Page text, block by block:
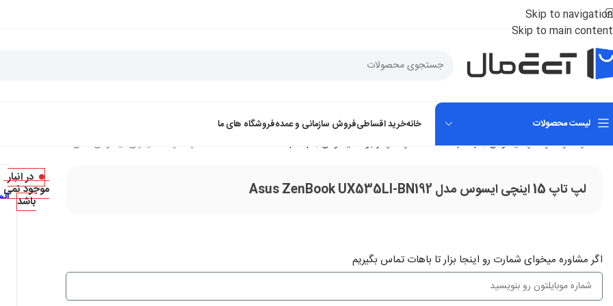
Skip to navigation
Skip to main content
لیست محصولات خانهخرید اقساطیفروش سازمانی و عمدهفروشگاه های ما
خانه لپ تاپ لپ تاپ ایسوس | Asus Laptop لپ تاپ زنبوک ایسوس | Asus ZenBook Laptop لپ تاپ 15 اینچی ایسوس مدل Asus ZenBook UX535LI-BN192
لپ تاپ 15 اینچی ایسوس مدل Asus ZenBook UX535LI-BN192
اگر‌ مشاوره میخوای شمارت رو اینجا بزار تا باهات تماس بگیریم
در انبار
موجود نمی
باشد